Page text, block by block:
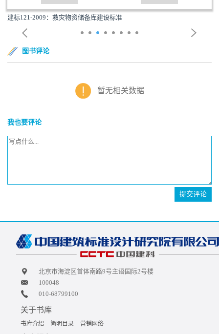
建标121-2009：救灾物资储备库建设标准
图书评论
暂无相关数据
我也要评论
提交评论
北京市海淀区首体南路9号主语国际2号楼
100048
010-68799100
关于书库
书库介绍 简明目录 营销网络